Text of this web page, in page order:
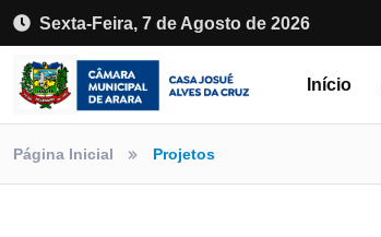
Sexta-Feira, 7 de Agosto de 2026
Início
Página Inicial Projetos